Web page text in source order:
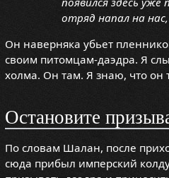
отряд напал на
Он наверняка убьет
своим питомцам-даэдра. Я
холма. Он там. Я знаю, что он
Остановите
По словам Шалан, после
сюда прибыл имперский